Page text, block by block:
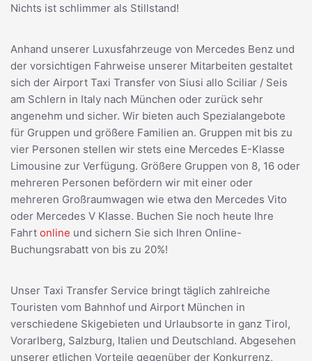
Nichts ist schlimmer als Stillstand!
Anhand unserer Luxusfahrzeuge von Mercedes Benz und
der vorsichtigen Fahrweise unserer Mitarbeiten gestaltet
sich der Airport Taxi Transfer von Siusi allo Sciliar / Seis
am Schlern in Italy nach München oder zurück sehr
angenehm und sicher. Wir bieten auch Spezialangebote
für Gruppen und größere Familien an. Gruppen mit bis zu
vier Personen stellen wir stets eine Mercedes E-Klasse
Limousine zur Verfügung. Größere Gruppen von 8, 16 oder
mehreren Personen befördern wir mit einer oder
mehreren Großraumwagen wie etwa den Mercedes Vito
oder Mercedes V Klasse. Buchen Sie noch heute Ihre
Fahrt online und sichern Sie sich Ihren Online-
Buchungsrabatt von bis zu 20%!
Unser Taxi Transfer Service bringt täglich zahlreiche
Touristen vom Bahnhof und Airport München in
verschiedene Skigebieten und Urlaubsorte in ganz Tirol,
Vorarlberg, Salzburg, Italien und Deutschland. Abgesehen
unserer etlichen Vorteile gegenüber der Konkurrenz,